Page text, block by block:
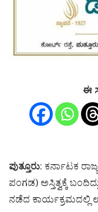
ಈ
ಪುತ್ತೂರು: ಕರ್ನಾಟಕ
ಪಂಗಡ) ಅಸ್ತಿತ್ವಕ್ಕೆ
ನಡೆದ ಕಾರ್ಯಕ್ರಮದಲ್ಲಿ